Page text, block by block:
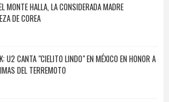
MONTE HALLA, LA CONSIDERADA MADRE
DE COREA
U2 CANTA "CIELITO LINDO" EN MÉXICO EN HONOR A
DEL TERREMOTO